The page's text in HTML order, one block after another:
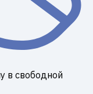
в свободной